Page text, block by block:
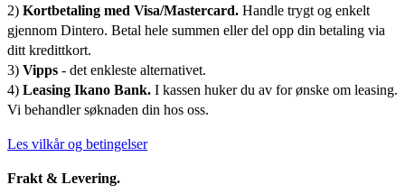
2) Kortbetaling med Visa/Mastercard. Handle trygt og enkelt
gjennom Dintero. Betal hele summen eller del opp din betaling via
ditt kredittkort.
3) Vipps - det enkleste alternativet.
4) Leasing Ikano Bank. I kassen huker du av for ønske om leasing.
Vi behandler søknaden din hos oss.
Les vilkår og betingelser
Frakt & Levering.